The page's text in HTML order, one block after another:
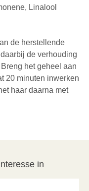
Linalool
de herstellende
de verhouding
het geheel aan
20 minuten inwerken
haar daarna met
in